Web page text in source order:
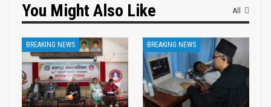
All
You Might Also Like
BREAKING NEWS BREAKING NEWS